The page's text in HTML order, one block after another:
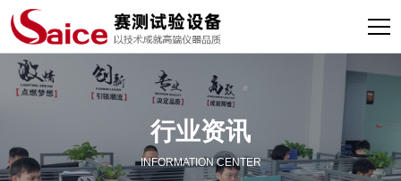
行业资讯
INFORMATION CENTER